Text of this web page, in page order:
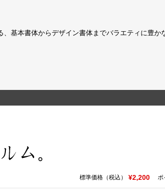
基本書体からデザイン書体までバラエティに豊か
標準価格（税込） ¥2,200 ポ